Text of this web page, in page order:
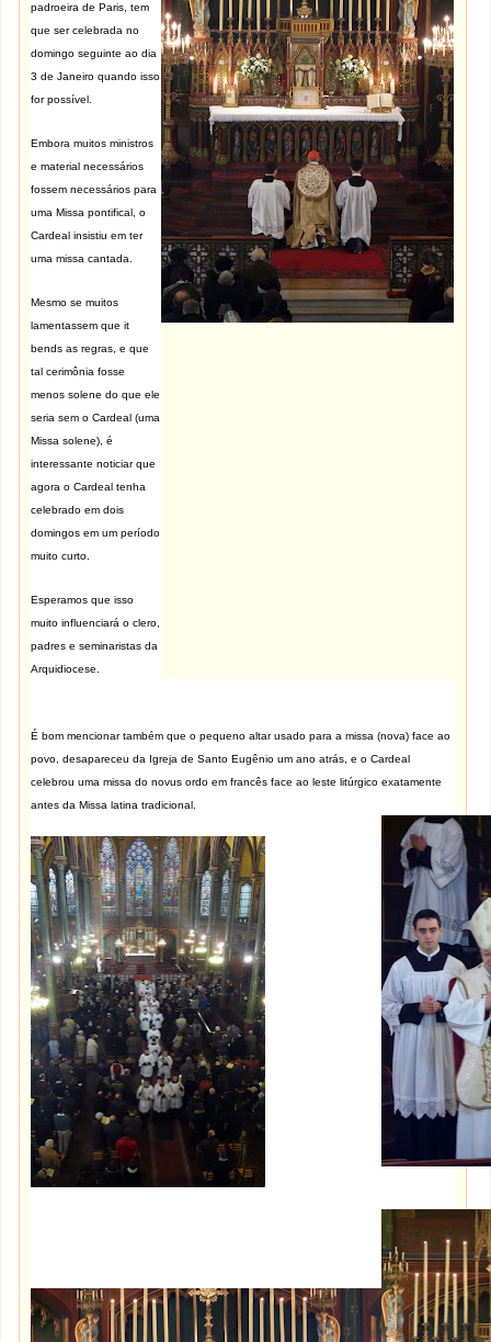
padroeira de Paris, tem
que ser celebrada no
domingo seguinte ao dia
3 de Janeiro quando isso
for possível.
Embora muitos ministros
e material necessários
fossem necessários para
uma Missa pontifical, o
Cardeal insistiu em ter
uma missa cantada.
Mesmo se muitos
lamentassem que it
bends as regras, e que
tal cerimônia fosse
menos solene do que ele
seria sem o Cardeal (uma
Missa solene), é
interessante noticiar que
agora o Cardeal tenha
celebrado em dois
domingos em um período
muito curto.
Esperamos que isso
muito influenciará o clero,
padres e seminaristas da
Arquidiocese.
É bom mencionar também que o pequeno altar usado para a missa (nova) face ao
povo, desapareceu da Igreja de Santo Eugênio um ano atrás , e o Cardeal
celebrou uma missa do novus ordo em francês face ao leste litúrgico exatamente
antes da Missa latina tradicional.